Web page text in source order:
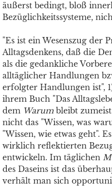
äußerst bedingt, bloß
Bezüglichkeitssysteme,
"Es ist ein Wesenszug der
Alltagsdenkens, daß die
als die gedankliche
alltäglicher Handlungen
erfolgter Handlungen ist",
ihrem Buch "Das
dem Warum bleibt
nicht das "Wissen, was
"Wissen, wie etwas geht".
wirklich reflektierten
entwickeln. Im täglichen
des Daseins ist das
verhält man sich